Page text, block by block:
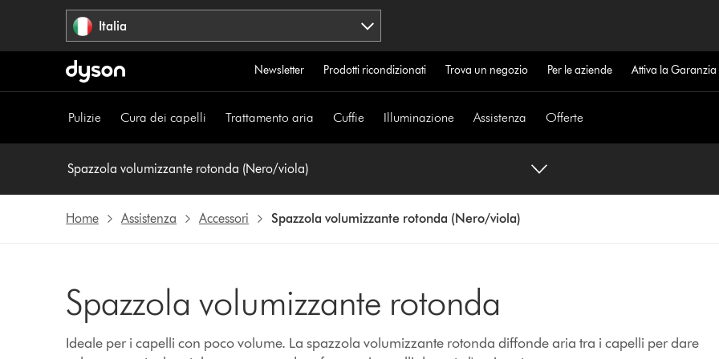
Italia
Newsletter Prodotti ricondizionati Trova un negozio Per le aziende Attiva la
Pulizie Cura dei capelli Trattamento aria Cuffie Illuminazione Assistenza Offerte
Spazzola volumizzante rotonda (Nero/viola)
Home Assistenza Accessori Spazzola volumizzante rotonda (Nero/viola)
Spazzola volumizzante rotonda
Ideale per i capelli con poco volume. La spazzola volumizzante rotonda diffonde aria tra i capelli per dare